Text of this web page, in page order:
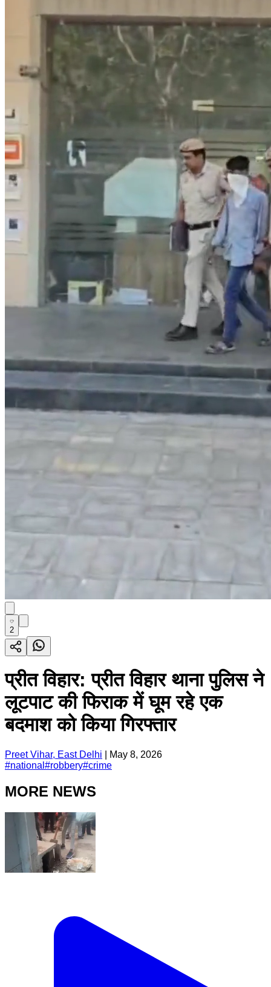
2
प्रीत विहार: प्रीत विहार थाना पुलिस ने
लूटपाट की फिराक में घूम रहे एक
बदमाश को किया गिरफ्तार
Preet Vihar, East Delhi
May 8, 2026
#national #robbery#crime
MORE NEWS